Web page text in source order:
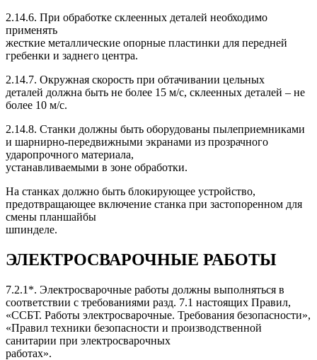
2.14.6. При обработке склеенных деталей необходимо
применять
жесткие металлические опорные пластинки для передней
гребенки и заднего центра.
2.14.7. Окружная скорость при обтачивании цельных
деталей должна быть не более 15 м/с, склеенных деталей – не
более 10 м/с.
2.14.8. Станки должны быть оборудованы пылеприемниками
и шарнирно-передвижными экранами из прозрачного
ударопрочного материала,
устанавливаемыми в зоне обработки.
На станках должно быть блокирующее устройство,
предотвращающее включение станка при застопоренном для
смены планшайбы
шпинделе.
ЭЛЕКТРОСВАРОЧНЫЕ РАБОТЫ
7.2.1*. Электросварочные работы должны выполняться в
соответствии с требованиями разд. 7.1 настоящих Правил,
«ССБТ. Работы электросварочные. Требования безопасности»,
«Правил техники безопасности и производственной
санитарии при электросварочных
работах».